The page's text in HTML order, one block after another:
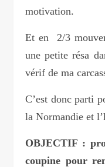
motivation.
Et en 2/3
une petite résa
vérif de ma
C’est donc parti
la Normandie et
OBJECTIF :
coupine pour